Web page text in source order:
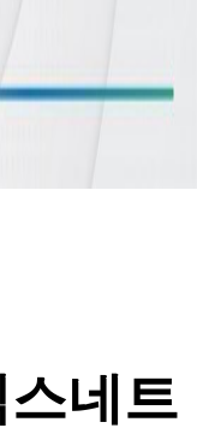
네트